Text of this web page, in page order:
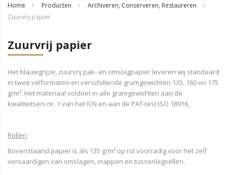
Home Producten
Archiveren, Conserveren, Restaureren
Zuurvrij papier
Zuurvrij papier
Het blauwgrijze, zuurvrij pak- en omslagpapier leveren wij standaard
in twee velformaten en verschillende gramgewichten 135, 160 en 175
g/m². Het materiaal voldoet in alle gramgewichten aan de
kwaliteitseis nr. 1 van het ICN en aan de PAT-test ISO 18916.
Rollen
Bovenstaand papier is als 135 g/m² op rol voorradig voor het zelf
vervaardigen van omslagen, mappen en tussenlegvellen.